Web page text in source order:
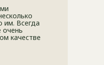
им. Всегда
качестве